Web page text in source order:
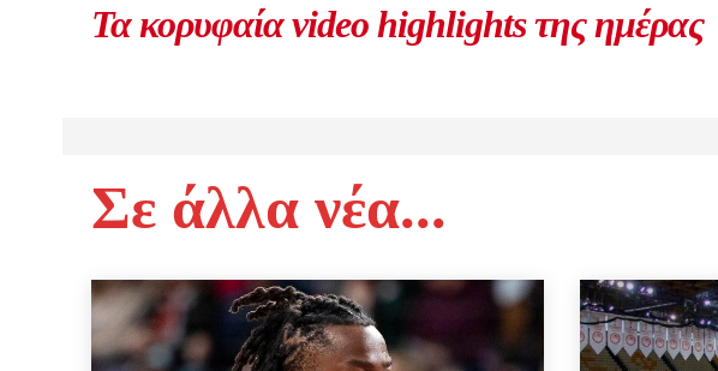
Τα κορυφαία video highlights της ημέρας
Σε άλλα νέα...